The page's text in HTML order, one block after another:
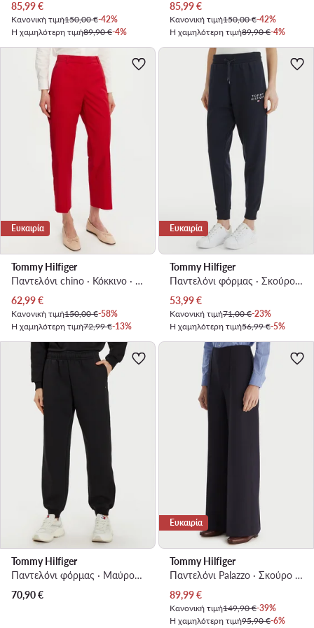
Τρέχουσα τιμή
85,99€
Κανονική τιμή150,00 €-42%
Η χαμηλότερη τιμή89,90 €-4%
Τρέχουσα τιμή
85,99€
Κανονική τιμή150,00 €-42%
Η χαμηλότερη τιμή89,90 €-4%
Ευκαιρία
Tommy Hilfiger
Παντελόνι chino · Κόκκινο · Regular Fit
Τρέχουσα τιμή
62,99€
Κανονική τιμή150,00 €-58%
Η χαμηλότερη τιμή72,99 €-13%
Ευκαιρία
Tommy Hilfiger
Παντελόνι φόρμας · Σκούρο μπλε · Regular Fit
Τρέχουσα τιμή
53,99€
Κανονική τιμή71,00 €-23%
Η χαμηλότερη τιμή56,99 €-5%
Tommy Hilfiger
Παντελόνι φόρμας · Μαύρο · Regular Fit
70,90€
Ευκαιρία
Tommy Hilfiger
Παντελόνι Palazzo · Σκούρο μπλε · Regular Fit
Τρέχουσα τιμή
89,99€
Κανονική τιμή149,90 €-39%
Η χαμηλότερη τιμή95,90 €-6%